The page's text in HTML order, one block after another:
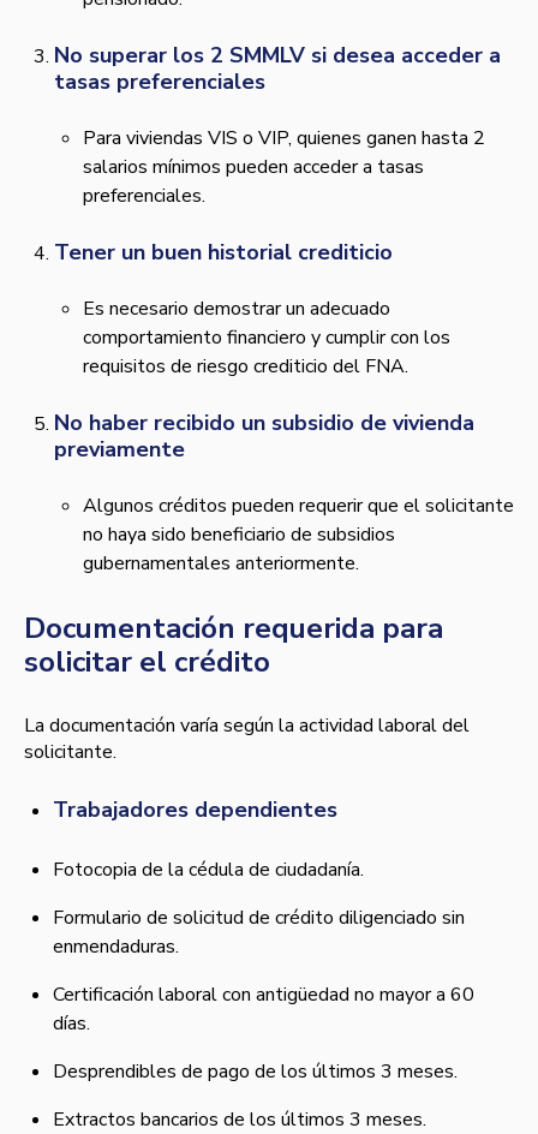
No superar los 2 SMMLV si desea acceder a
tasas preferenciales
Para viviendas VIS o VIP, quienes ganen hasta 2
salarios mínimos pueden acceder a tasas
preferenciales.
Tener un buen historial crediticio
Es necesario demostrar un adecuado
comportamiento financiero y cumplir con los
requisitos de riesgo crediticio del FNA.
No haber recibido un subsidio de vivienda
previamente
Algunos créditos pueden requerir que el solicitante
no haya sido beneficiario de subsidios
gubernamentales anteriormente.
Documentación requerida para
solicitar el crédito
La documentación varía según la actividad laboral del
solicitante.
Trabajadores dependientes
Fotocopia de la cédula de ciudadanía.
Formulario de solicitud de crédito diligenciado sin
enmendaduras.
Certificación laboral con antigüedad no mayor a 60
días.
Desprendibles de pago de los últimos 3 meses.
Extractos bancarios de los últimos 3 meses.